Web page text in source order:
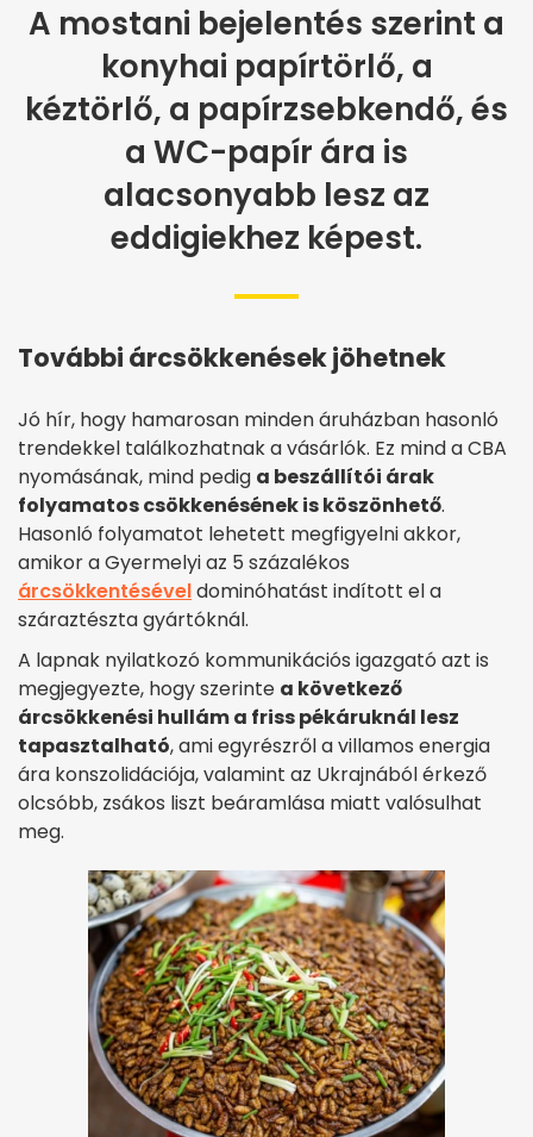
A mostani bejelentés szerint a
konyhai papírtörlő, a
kéztörlő, a papírzsebkendő, és
a WC-papír ára is
alacsonyabb lesz az
eddigiekhez képest.
További árcsökkenések jöhetnek
Jó hír, hogy hamarosan minden áruházban hasonló
trendekkel találkozhatnak a vásárlók. Ez mind a CBA
nyomásának, mind pedig a beszállítói árak
folyamatos csökkenésének is köszönhető.
Hasonló folyamatot lehetett megfigyelni akkor,
amikor a Gyermelyi az 5 százalékos
árcsökkentéséveldominóhatást indított el a
száraztészta gyártóknál.
A lapnak nyilatkozó kommunikációs igazgató azt is
megjegyezte, hogy szerinte a következő
árcsökkenési hullám a friss pékáruknál lesz
tapasztalható, ami egyrészről a villamos energia
ára konszolidációja, valamint az Ukrajnából érkező
olcsóbb, zsákos liszt beáramlása miatt valósulhat
meg.